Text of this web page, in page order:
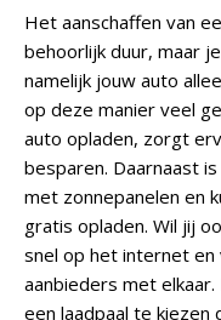
Het aanschaffen van
behoorlijk duur, maar
namelijk jouw auto
op deze manier veel
auto opladen, zorgt
besparen. Daarnaast
met zonnepanelen en
gratis opladen. Wil jij
snel op het internet en
aanbieders met
een laadpaal te kiezen